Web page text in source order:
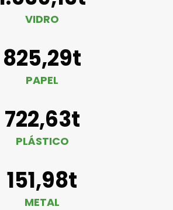
VIDRO
825,29t
PAPEL
722,63t
PLÁSTICO
151,98t
METAL